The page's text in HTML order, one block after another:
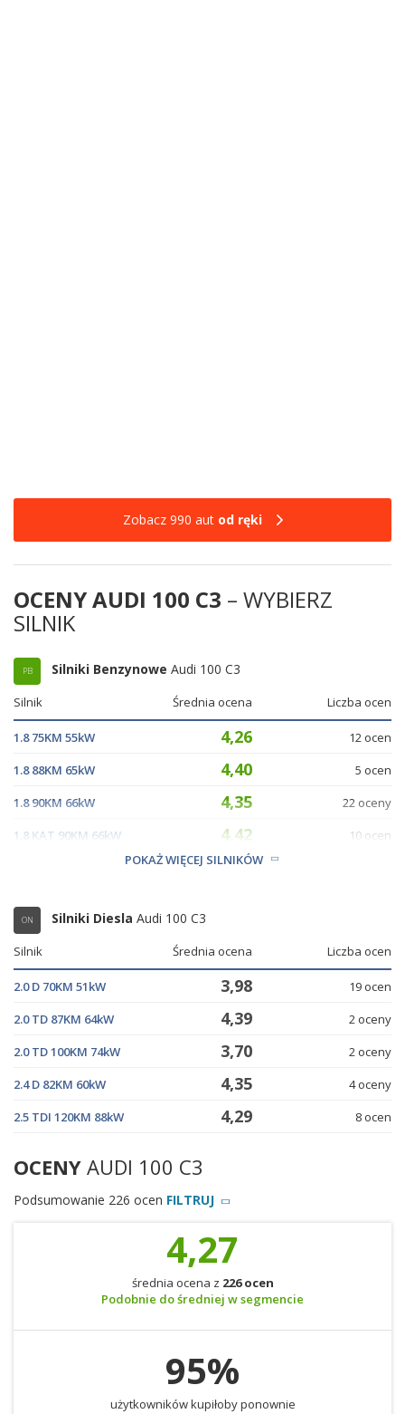
Zobacz 990 aut od ręki
OCENY AUDI 100 C3 – WYBIERZ
SILNIK
PB Silniki Benzynowe Audi 100 C3
Silnik Średnia ocena Liczba ocen
1.8 75KM 55kW 4,26
12 ocen
1.8 88KM 65kW
4,40
5 ocen
1.8 90KM 66kW
4,35
22 oceny
1.8 KAT 90KM 66kW
4,42
10 ocen
4,59
POKAŻ WIĘCEJ SILNIKÓW
ON Silniki Diesla Audi 100 C3
Silnik Średnia ocena Liczba ocen
2.0 D 70KM 51kW 3,98
19 ocen
2.0 TD 87KM 64kW
4,39
2 oceny
2.0 TD 100KM 74kW
3,70
2 oceny
2.4 D 82KM 60kW
4,35
4 oceny
2.5 TDI 120KM 88kW
4,29 8 ocen
OCENY AUDI 100 C3
Podsumowanie 226 ocen FILTRUJ
4,27
średnia ocena z 226 ocen
Podobnie do średniej w segmencie
95%
użytkowników kupiłoby ponownie